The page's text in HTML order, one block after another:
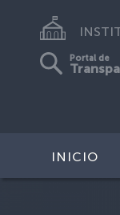
Portal de
INICIO